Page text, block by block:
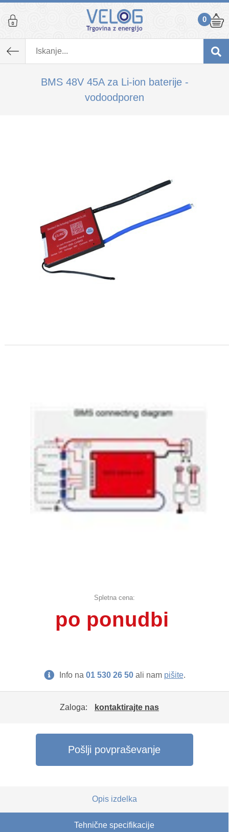
0
BMS 48V 45A za Li-ion baterije -
vodoodporen
Spletna cena:
po ponudbi
Info na 01 530 26 50ali nam pišite.
Zaloga: kontaktirajte nas
priporočamo tudi...
Pošlji povpraševanje
Opis izdelka
Tehnične specifikacije